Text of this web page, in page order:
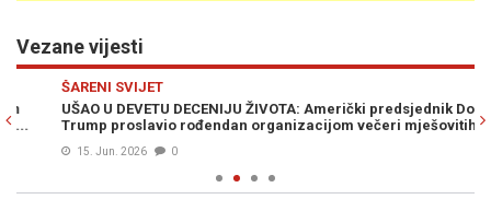
Vezane vijesti
ŠARENI SVIJET
UŠAO U DEVETU DECENIJU ŽIVOTA: Američki predsjednik Donald
Trump proslavio rođendan organizacijom večeri mješovitih...
15. Jun. 2026 0